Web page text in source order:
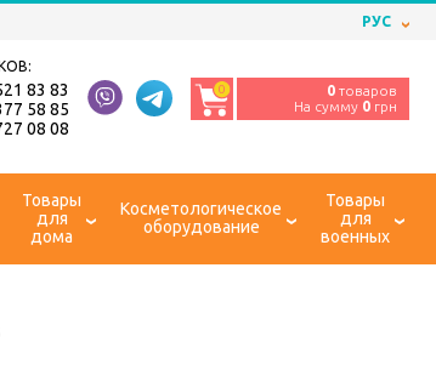
РУС
83 83
58 85
08 08
0 0 товаров
На сумму 0 грн
Товары
для
дома
Косметологическое
оборудование
Товары
для
военных